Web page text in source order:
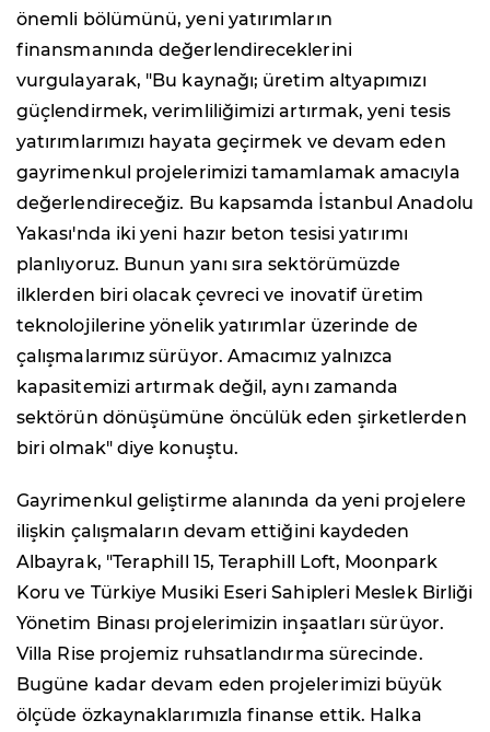
önemli bölümünü, yeni yatırımların
finansmanında değerlendireceklerini
vurgulayarak, "Bu kaynağı; üretim altyapımızı
güçlendirmek, verimliliğimizi artırmak, yeni tesis
yatırımlarımızı hayata geçirmek ve devam eden
gayrimenkul projelerimizi tamamlamak amacıyla
değerlendireceğiz. Bu kapsamda İstanbul Anadolu
Yakası'nda iki yeni hazır beton tesisi yatırımı
planlıyoruz. Bunun yanı sıra sektörümüzde
ilklerden biri olacak çevreci ve inovatif üretim
teknolojilerine yönelik yatırımlar üzerinde de
çalışmalarımız sürüyor. Amacımız yalnızca
kapasitemizi artırmak değil, aynı zamanda
sektörün dönüşümüne öncülük eden şirketlerden
biri olmak" diye konuştu.
Gayrimenkul geliştirme alanında da yeni projelere
ilişkin çalışmaların devam ettiğini kaydeden
Albayrak, "Teraphill 15, Teraphill Loft, Moonpark
Koru ve Türkiye Musiki Eseri Sahipleri Meslek Birliği
Yönetim Binası projelerimizin inşaatları sürüyor.
Villa Rise projemiz ruhsatlandırma sürecinde.
Bugüne kadar devam eden projelerimizi büyük
ölçüde özkaynaklarımızla finanse ettik. Halka